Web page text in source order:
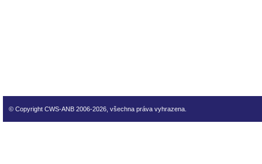
© Copyright CWS-ANB 2006-2026, všechna práva vyhrazena.